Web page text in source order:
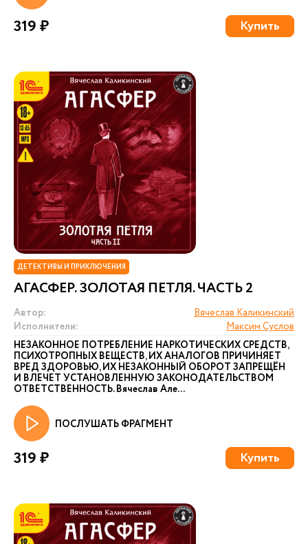
319 ₽ Купить
ДЕТЕКТИВЫ И ПРИКЛЮЧЕНИЯ
АГАСФЕР. ЗОЛОТАЯ ПЕТЛЯ. ЧАСТЬ 2
Автор:
Вячеслав Каликинский
Исполнители:
Максим Суслов
НЕЗАКОННОЕ ПОТРЕБЛЕНИЕ НАРКОТИЧЕСКИХ СРЕДСТВ,
ПСИХОТРОПНЫХ ВЕЩЕСТВ, ИХ АНАЛОГОВ ПРИЧИНЯЕТ
ВРЕД ЗДОРОВЬЮ, ИХ НЕЗАКОННЫЙ ОБОРОТ ЗАПРЕЩЁН
И ВЛЕЧЕТ УСТАНОВЛЕННУЮ ЗАКОНОДАТЕЛЬСТВОМ
ОТВЕТСТВЕННОСТЬ. Вячеслав Але...
ПОСЛУШАТЬ ФРАГМЕНТ
319 ₽ Купить